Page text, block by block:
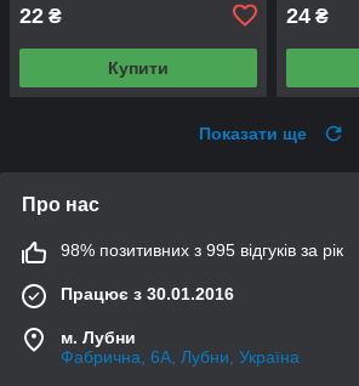
22 ₴
Купити
24 ₴
Показати ще
Про нас
98% позитивних з 995 відгуків за рік
Працює з 30.01.2016
м. Лубни
Фабрична, 6А, Лубни, Україна